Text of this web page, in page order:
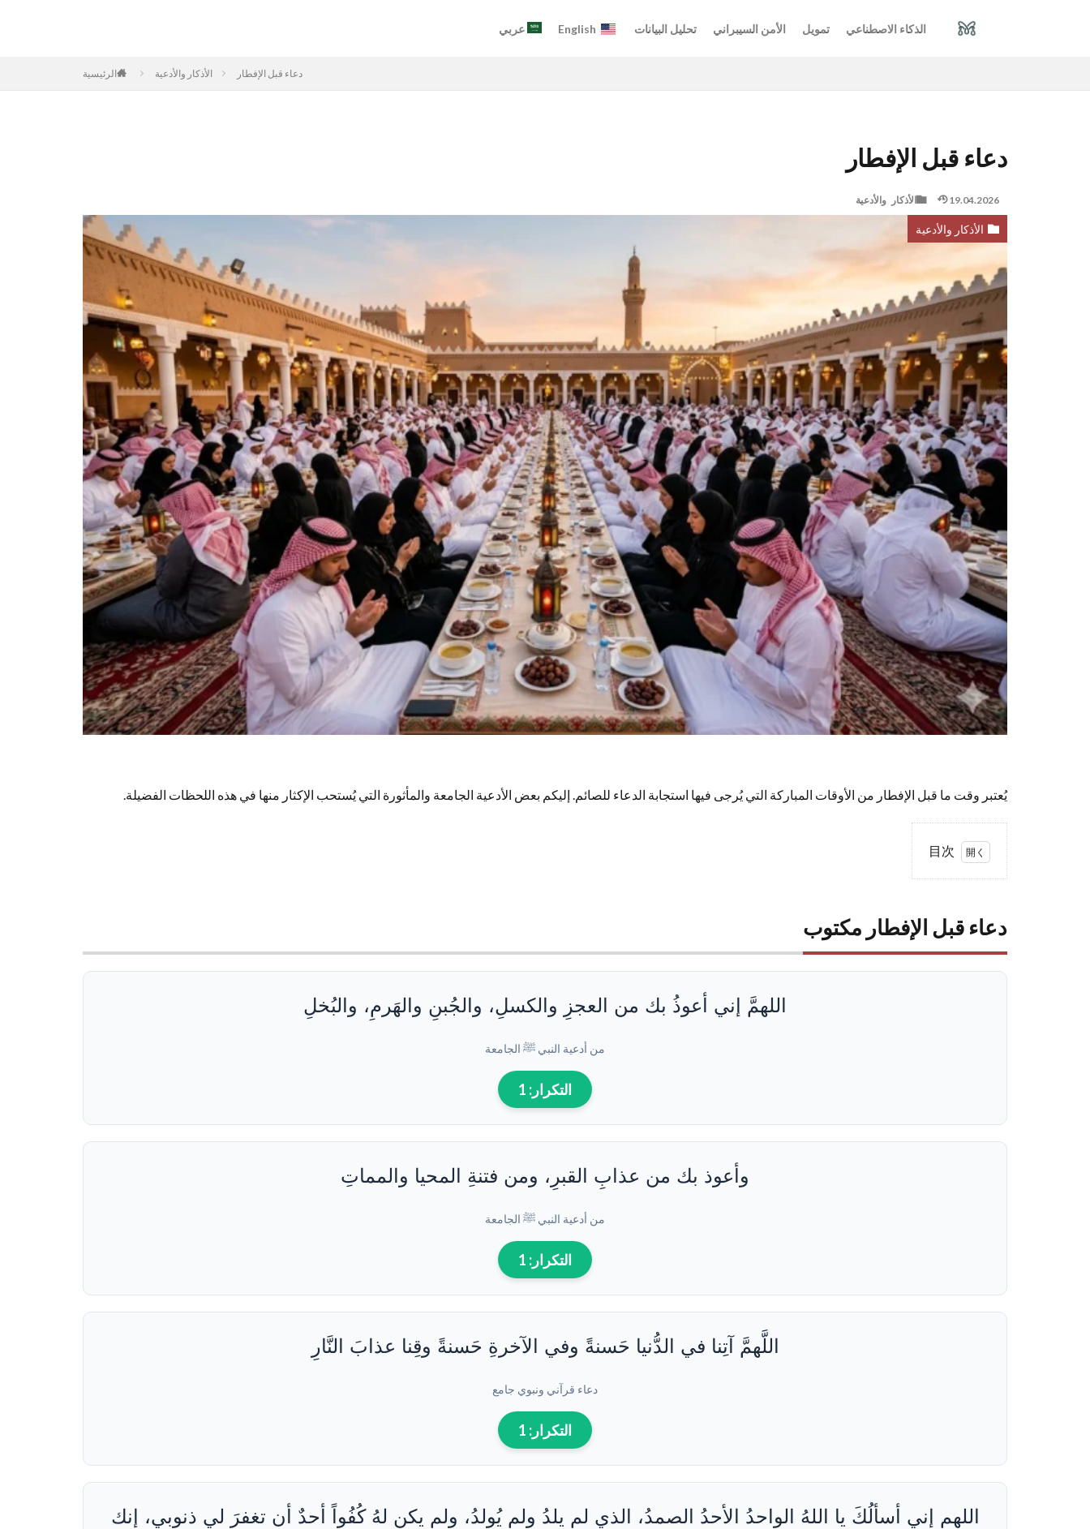
الذكاء الاصطناعي تمويل الأمن السيبراني تحليل البيانات English عربي
الرئيسية الأذكار والأدعية دعاء قبل الإفطار
دعاء قبل الإفطار
19.04.2026 الأذكار والأدعية
الأذكار والأدعية
يُعتبر وقت ما قبل الإفطار من الأوقات المباركة التي يُرجى فيها استجابة الدعاء للصائم. إليكم بعض الأدعية الجامعة والمأثورة التي يُستحب الإكثار منها في هذه اللحظات الفضيلة.
目次
الإفطار
مكتوب
دعاء قبل الإفطار مكتوب
اللهمَّ إني أعوذُ بك من العجزِ والكسلِ، والجُبنِ والهَرمِ، والبُخلِ
من أدعية النبي ﷺ الجامعة
التكرار: 1
وأعوذ بك من عذابِ القبرِ، ومن فتنةِ المحيا والمماتِ
من أدعية النبي ﷺ الجامعة
التكرار: 1
اللَّهمَّ آتِنا في الدُّنيا حَسنةً وفي الآخرةِ حَسنةً وقِنا عذابَ النَّارِ
دعاء قرآني ونبوي جامع
التكرار: 1
اللهم إني أسألُكَ يا اللهُ الواحدُ الأحدُ الصمدُ، الذي لم يلدُ ولم يُولدُ، ولم يكن لهُ كُفُواً أحدٌ أن تغفرَ لي ذنوبي، إنك